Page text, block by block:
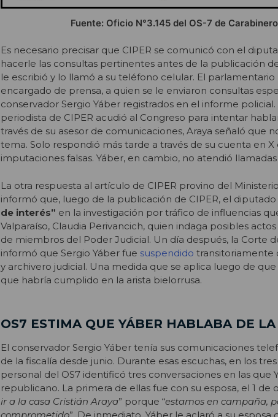
Fuente: Oficio N°3.145 del OS-7 de
Es necesario precisar que CIPER se comunicó con el
hacerle las consultas pertinentes antes de la publicación
le escribió y lo llamó a su teléfono celular. El
encargado de prensa, a quien se le enviaron consultas
conservador Sergio Yáber registrados en el informe
periodista de CIPER acudió al Congreso para intentar
través de su asesor de comunicaciones, Araya señaló que
tema. Solo respondió más tarde a través de su cuenta en
imputaciones falsas. Yáber, en cambio, no atendió llamadas
La otra respuesta al artículo de CIPER provino del
informó que, luego de la publicación de CIPER, el
de interés” en la investigación por tráfico de influencias
Valparaíso, Claudia Perivancich, quien indaga posibles
de miembros del Poder Judicial. Un día después, la Corte
informó que Sergio Yáber fue suspendido transitoriamente
y archivero judicial. Una medida que se aplica luego de
que habría cumplido en la arista bielorrusa.
OS7 ESTIMA QUE YÁBER HABLABA DE
El conservador Sergio Yáber tenía sus comunicaciones
de la fiscalía desde junio. Durante esas escuchas, en los
personal del OS7 identificó tres conversaciones en las que
republicano. La primera de ellas fue con su esposa, el 1 de
ir a la casa Cristián Araya” porque “estamos en campaña,
comprometido”. De inmediato, Yáber le aclaró a su